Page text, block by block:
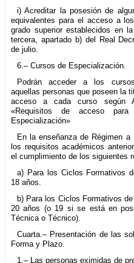
i) Acreditar la posesión de
equivalentes para el acceso a
grado superior establecidos en
tercera, apartado b) del Real
de julio.
6.– Cursos de Especialización.
Podrán acceder a los
aquellas personas que poseen la
acceso a cada curso según
«Requisitos de acceso
Especialización»
En la enseñanza de Régimen
los requisitos académicos
el cumplimiento de los siguientes
a) Para los Ciclos Formativos
18 años.
b) Para los Ciclos Formativos
20 años (o 19 si se está en
Técnica o Técnico).
Cuarta.– Presentación de las
Forma y Plazo.
1.– Las personas eximidas de